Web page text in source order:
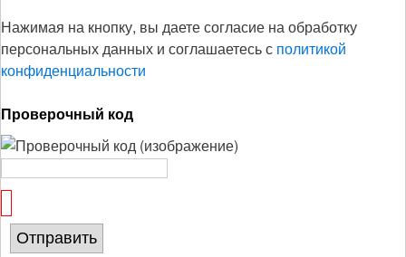
Нажимая на кнопку, вы даете согласие на обработку
персональных данных и соглашаетесь с политикой
конфиденциальности
Проверочный код
Отправить